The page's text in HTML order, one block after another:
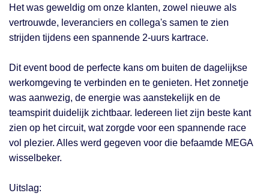
Het was geweldig om onze klanten, zowel nieuwe als
vertrouwde, leveranciers en collega's samen te zien
strijden tijdens een spannende 2-uurs kartrace.
Dit event bood de perfecte kans om buiten de dagelijkse
werkomgeving te verbinden en te genieten. Het zonnetje
was aanwezig, de energie was aanstekelijk en de
teamspirit duidelijk zichtbaar. Iedereen liet zijn beste kant
zien op het circuit, wat zorgde voor een spannende race
vol plezier. Alles werd gegeven voor die befaamde MEGA
wisselbeker.
Uitslag: